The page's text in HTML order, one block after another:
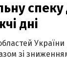
дні
зі